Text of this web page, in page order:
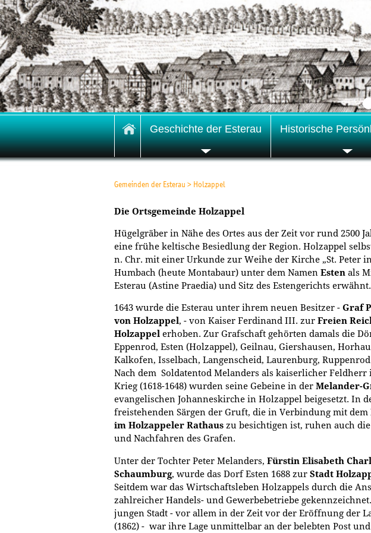
Geschichte der Esterau Historische
Gemeinden der Esterau > Holzappel
Die Ortsgemeinde Holzappel
Hügelgräber in Nähe des Ortes aus der Zeit vor rund 2500
eine frühe keltische Besiedlung der Region. Holzappel
n. Chr. mit einer Urkunde zur Weihe der Kirche „St. Peter
Humbach (heute Montabaur) unter dem Namen Esten als
Esterau (Astine Praedia) und Sitz des Estengerichts erwähnt.
1643 wurde die Esterau unter ihrem neuen Besitzer - Graf
von Holzappel, - von Kaiser Ferdinand III. zur Freien
Holzappel erhoben. Zur Grafschaft gehörten damals die
Eppenrod, Esten (Holzappel), Geilnau, Giershausen,
Kalkofen, Isselbach, Langenscheid, Laurenburg,
Nach dem Soldatentod Melanders als kaiserlicher Feldherr
Krieg (1618-1648) wurden seine Gebeine in der Melander-
evangelischen Johanneskirche in Holzappel beigesetzt. In
freistehenden Särgen der Gruft, die in Verbindung mit dem
im Holzappeler Rathaus zu besichtigen ist, ruhen auch
und Nachfahren des Grafen.
Unter der Tochter Peter Melanders, Fürstin Elisabeth
Schaumburg, wurde das Dorf Esten 1688 zur Stadt
Seitdem war das Wirtschaftsleben Holzappels durch die
zahlreicher Handels- und Gewerbebetriebe
jungen Stadt - vor allem in der Zeit vor der Eröffnung der
(1862) - war ihre Lage unmittelbar an der belebten Post